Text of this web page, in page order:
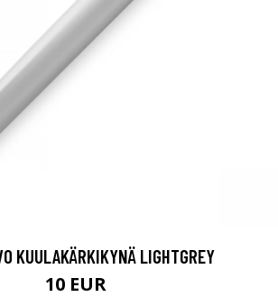
KUULAKÄRKIKYNÄ LIGHTGREY
10 EUR